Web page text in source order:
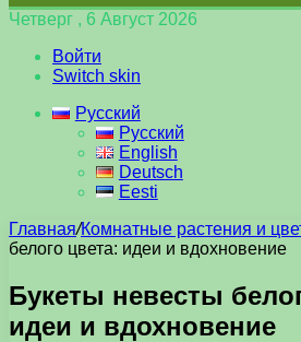
Четверг , 6 Август 2026
Войти
Switch skin
Русский
Русский
English
Deutsch
Eesti
Главная/Комнатные растения и
белого цвета: идеи и вдохновение
Букеты невесты
идеи и вдохновение